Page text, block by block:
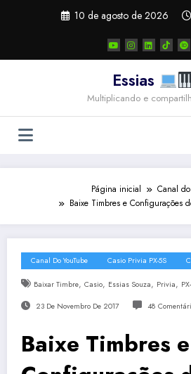
10 de agosto de 2026
Essias
Multiplicando e
Página inicial
Canal
Baixe Timbres e Configurações
Canal Do YouTube Casio Privia PX-5S
Baixar Timbre, Casio, Essias Souza, Privia,
23 De Novembro De 2017 48
Baixe Timbres e